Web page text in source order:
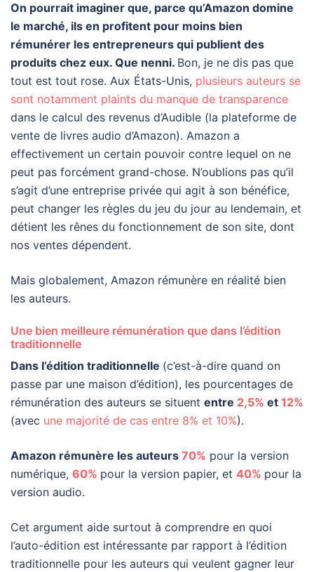
On pourrait imaginer que, parce qu’Amazon domine
le marché, ils en profitent pour moins bien
rémunérer les entrepreneurs qui publient des
produits chez eux. Que nenni. Bon, je ne dis pas que
tout est tout rose. Aux États-Unis, plusieurs auteurs se
sont notamment plaints du manque de transparence
dans le calcul des revenus d’Audible (la plateforme de
vente de livres audio d’Amazon). Amazon a
effectivement un certain pouvoir contre lequel on ne
peut pas forcément grand-chose. N’oublions pas qu’il
s’agit d’une entreprise privée qui agit à son bénéfice,
peut changer les règles du jeu du jour au lendemain, et
détient les rênes du fonctionnement de son site, dont
nos ventes dépendent.
Mais globalement, Amazon rémunère en réalité bien
les auteurs.
Une bien meilleure rémunération que dans l’édition
traditionnelle
Dans l’édition traditionnelle (c’est-à-dire quand on
passe par une maison d’édition), les pourcentages de
rémunération des auteurs se situent entre 2,5% et 12%
(avec une majorité de cas entre 8% et 10%).
Amazon rémunère les auteurs 70% pour la version
numérique, 60% pour la version papier, et 40% pour la
version audio.
Cet argument aide surtout à comprendre en quoi
l’auto-édition est intéressante par rapport à l’édition
traditionnelle pour les auteurs qui veulent gagner leur